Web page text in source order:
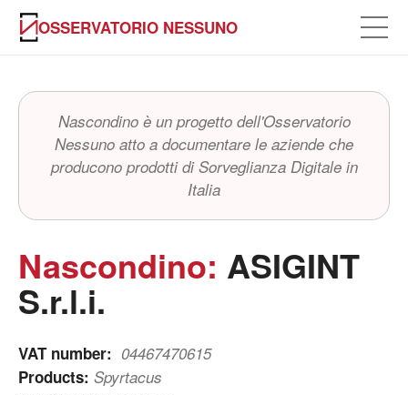
OSSERVATORIO NESSUNO
Nascondino è un progetto dell'Osservatorio
Nessuno atto a documentare le aziende che
producono prodotti di Sorveglianza Digitale in
Italia
Nascondino: ASIGINT
S.r.l.i.
VAT number: 04467470615
Products: Spyrtacus